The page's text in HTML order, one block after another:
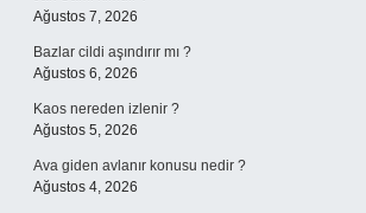
Ağustos 7, 2026
Bazlar cildi aşındırır mı ?
Ağustos 6, 2026
Kaos nereden izlenir ?
Ağustos 5, 2026
Ava giden avlanır konusu nedir ?
Ağustos 4, 2026